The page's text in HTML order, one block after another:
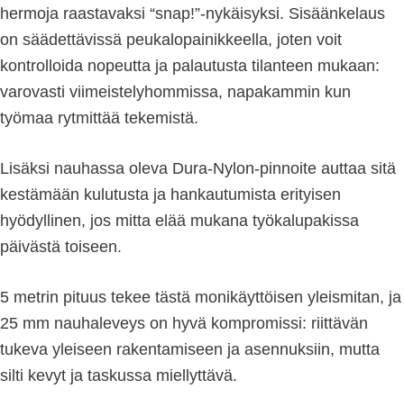
hermoja raastavaksi “snap!”-nykäisyksi. Sisäänkelaus
on säädettävissä peukalopainikkeella, joten voit
kontrolloida nopeutta ja palautusta tilanteen mukaan:
varovasti viimeistelyhommissa, napakammin kun
työmaa rytmittää tekemistä.
Lisäksi nauhassa oleva Dura-Nylon-pinnoite auttaa sitä
kestämään kulutusta ja hankautumista erityisen
hyödyllinen, jos mitta elää mukana työkalupakissa
päivästä toiseen.
5 metrin pituus tekee tästä monikäyttöisen yleismitan, ja
25 mm nauhaleveys on hyvä kompromissi: riittävän
tukeva yleiseen rakentamiseen ja asennuksiin, mutta
silti kevyt ja taskussa miellyttävä.